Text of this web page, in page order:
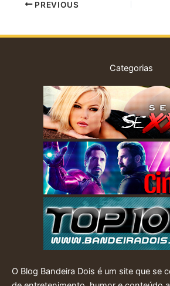
PREVIOUS
Categorias
O Blog Bandeira Dois é um site que se